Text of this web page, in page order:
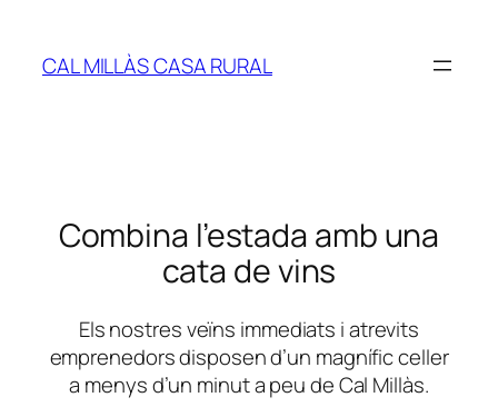
content
CAL MILLÀS CASA RURAL
Combina l’estada amb una
cata de vins
Els nostres veïns immediats i atrevits
emprenedors disposen d’un magnífic celler
a menys d’un minut a peu de Cal Millàs.